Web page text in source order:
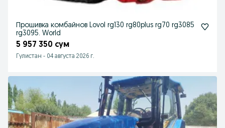
Прошивка комбайнов Lovol rg130 rg80plus rg70 rg3085
rg3095. World
5 957 350 сум
Гулистан - 04 августа 2026 г.